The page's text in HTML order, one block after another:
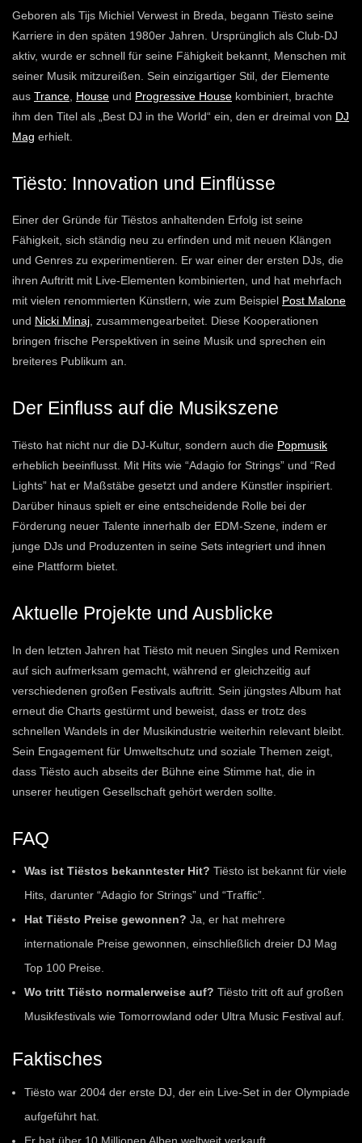
Geboren als Tijs Michiel Verwest in Breda, begann Tiësto seine
Karriere in den späten 1980er Jahren. Ursprünglich als Club-DJ
aktiv, wurde er schnell für seine Fähigkeit bekannt, Menschen mit
seiner Musik mitzureißen. Sein einzigartiger Stil, der Elemente
aus Trance House und Progressive House kombiniert, brachte
ihm den Titel als „Best DJ in the World“ ein, den er dreimal von DJ
Mag erhielt.
Tiësto: Innovation und Einflüsse
Einer der Gründe für Tiëstos anhaltenden Erfolg ist seine
Fähigkeit, sich ständig neu zu erfinden und mit neuen Klängen
und Genres zu experimentieren. Er war einer der ersten DJs, die
ihren Auftritt mit Live-Elementen kombinierten, und hat mehrfach
mit vielen renommierten Künstlern, wie zum Beispiel Post Malone
und Nicki Minaj, zusammengearbeitet. Diese Kooperationen
bringen frische Perspektiven in seine Musik und sprechen ein
breiteres Publikum an.
Der Einfluss auf die Musikszene
Tiësto hat nicht nur die DJ-Kultur, sondern auch die Popmusik
erheblich beeinflusst. Mit Hits wie “Adagio for Strings” und “Red
Lights” hat er Maßstäbe gesetzt und andere Künstler inspiriert.
Darüber hinaus spielt er eine entscheidende Rolle bei der
Förderung neuer Talente innerhalb der EDM-Szene, indem er
junge DJs und Produzenten in seine Sets integriert und ihnen
eine Plattform bietet.
Aktuelle Projekte und Ausblicke
In den letzten Jahren hat Tiësto mit neuen Singles und Remixen
auf sich aufmerksam gemacht, während er gleichzeitig auf
verschiedenen großen Festivals auftritt. Sein jüngstes Album hat
erneut die Charts gestürmt und beweist, dass er trotz des
schnellen Wandels in der Musikindustrie weiterhin relevant bleibt.
Sein Engagement für Umweltschutz und soziale Themen zeigt,
dass Tiësto auch abseits der Bühne eine Stimme hat, die in
unserer heutigen Gesellschaft gehört werden sollte.
FAQ
Was ist Tiëstos bekanntester Hit? Tiësto ist bekannt für viele
Hits, darunter “Adagio for Strings” und “Traffic”.
Hat Tiësto Preise gewonnen? Ja, er hat mehrere
internationale Preise gewonnen, einschließlich dreier DJ Mag
Top 100 Preise.
Wo tritt Tiësto normalerweise auf? Tiësto tritt oft auf großen
Musikfestivals wie Tomorrowland oder Ultra Music Festival auf.
Faktisches
Tiësto war 2004 der erste DJ, der ein Live-Set in der Olympiade
aufgeführt hat.